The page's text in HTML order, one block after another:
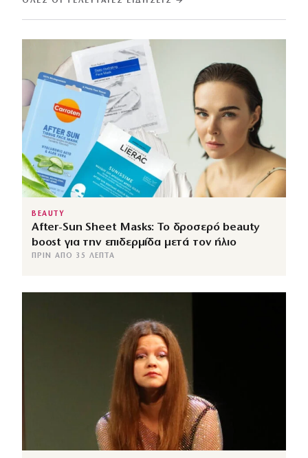
BEAUTY
After-Sun Sheet Masks: Το δροσερό beauty
boost για την επιδερμίδα μετά τον ήλιο
ΠΡΙΝ ΑΠΌ 35 ΛΕΠΤΆ